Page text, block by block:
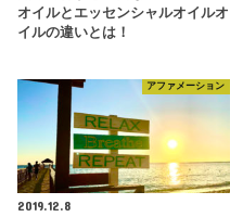
オイルとエッセンシャルオイルオ
イルの違いとは！
アファメーション
2019.12.8